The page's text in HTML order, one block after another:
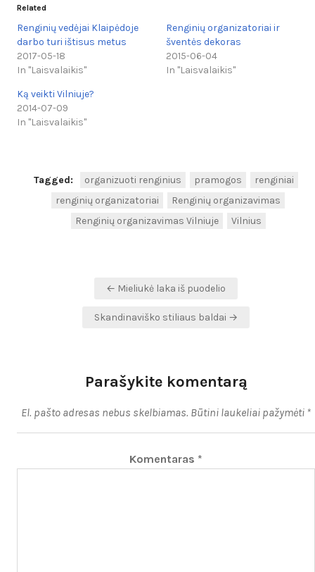
Related
Renginių vedėjai Klaipėdoje
darbo turi ištisus metus
2017-05-18
In "Laisvalaikis"
Renginių organizatoriai ir
šventės dekoras
2015-06-04
In "Laisvalaikis"
Ką veikti Vilniuje?
2014-07-09
In "Laisvalaikis"
Tagged: organizuoti renginius pramogos
renginiai
renginių organizatoriai
Renginių organizavimas
Renginių organizavimas Vilniuje
Vilnius
Navigacija← Mieliukė laka iš puodelio
Skandinaviško stiliaus baldai →
Parašykite komentarą
El. pašto adresas nebus skelbiamas. Būtini laukeliai pažymėti *
Komentaras *